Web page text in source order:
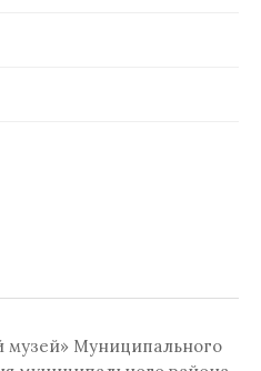
музей» Муниципального